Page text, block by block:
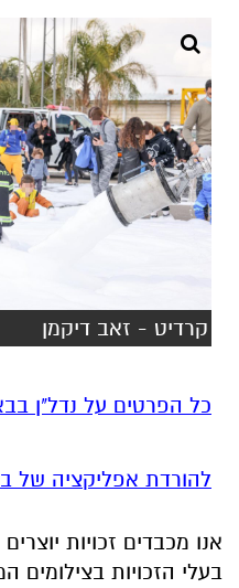
קרדיט - זאב דיקמן
כל הפרטים על נדל"ן
להורדת אפליקציה של
אנו מכבדים זכויות
בעלי הזכויות בצילומים